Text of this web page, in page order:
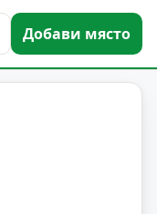
Добави място